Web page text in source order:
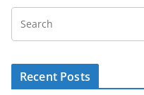
Recent Posts